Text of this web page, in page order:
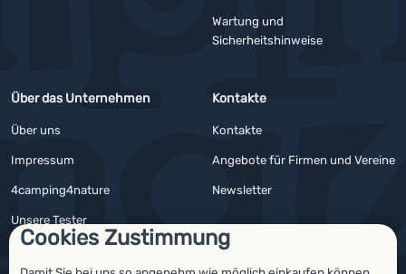
Cookies Zustimmung
Wartung und
Sicherheitshinweise
Über das Unternehmen
Über uns
Impressum
4camping4nature
Unsere Tester
Kontakte
Kontakte
Angebote für Firmen und Vereine
Newsletter